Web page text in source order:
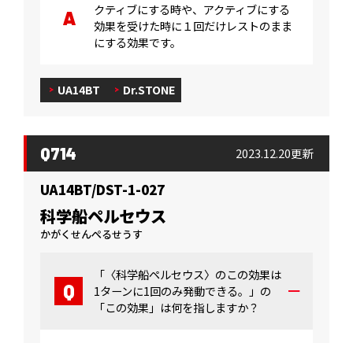
クティブにする時や、アクティブにする
効果を受けた時に１回だけレストのまま
にする効果です。
UA14BT Dr.STONE
Q714 2023.12.20更新
UA14BT/DST-1-027
科学船ペルセウス
かがくせんぺるせうす
「〈科学船ペルセウス〉のこの効果は
1ターンに1回のみ発動できる。」の
「この効果」は何を指しますか？